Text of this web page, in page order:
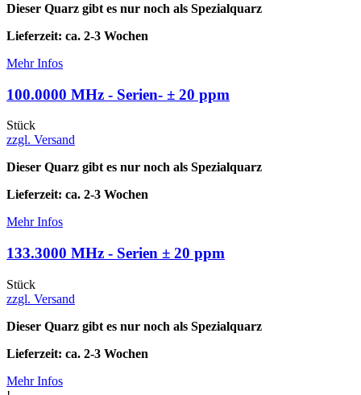
Dieser Quarz gibt es nur noch als Spezialquarz
Lieferzeit: ca. 2-3 Wochen
Mehr Infos
100.0000 MHz - Serien- ± 20 ppm
Stück
zzgl. Versand
Dieser Quarz gibt es nur noch als Spezialquarz
Lieferzeit: ca. 2-3 Wochen
Mehr Infos
133.3000 MHz - Serien ± 20 ppm
Stück
zzgl. Versand
Dieser Quarz gibt es nur noch als Spezialquarz
Lieferzeit: ca. 2-3 Wochen
Mehr Infos